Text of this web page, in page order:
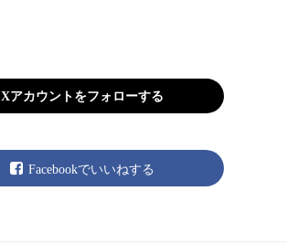
Xアカウントをフォローする
Facebookでいいねする